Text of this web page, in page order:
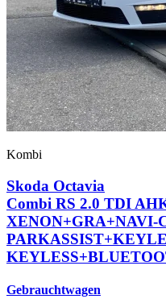
Kombi
Skoda Octavia
Combi RS 2.0 TDI
XENON+GRA+NAVI-
PARKASSIST+
KEYLESS+
Gebrauchtwagen